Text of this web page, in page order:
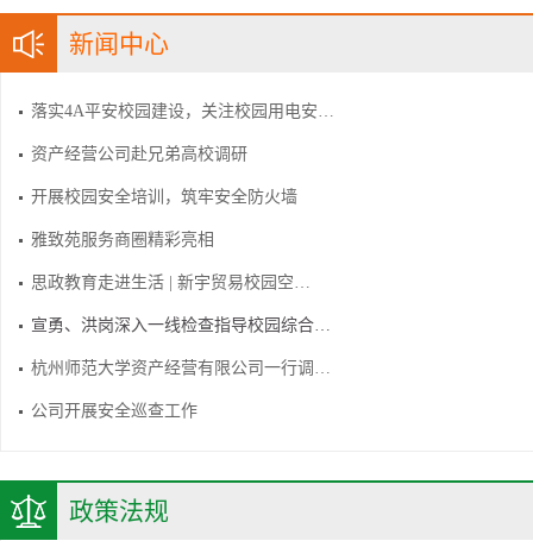
新闻中心
落实4A平安校园建设，关注校园用电安…
资产经营公司赴兄弟高校调研
开展校园安全培训，筑牢安全防火墙
雅致苑服务商圈精彩亮相
思政教育走进生活 | 新宇贸易校园空…
宣勇、洪岗深入一线检查指导校园综合…
杭州师范大学资产经营有限公司一行调…
公司开展安全巡查工作
政策法规